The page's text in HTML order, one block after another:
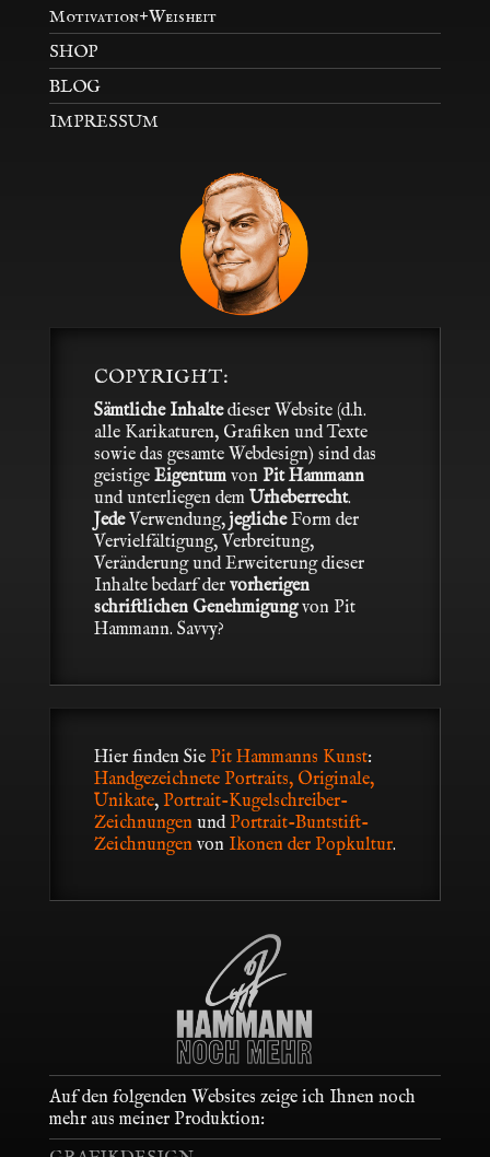
Motivation+Weisheit
SHOP
BLOG
IMPRESSUM
COPYRIGHT:
Sämtliche Inhaltedieser Website (d.h.
alle Karikaturen, Grafiken und Texte
sowie das gesamte Webdesign) sind das
geistige Eigentumvon Pit Hammann
und unterliegen dem Urheberrecht.
JedeVerwendung, jeglicheForm der
Vervielfältigung, Verbreitung,
Veränderung und Erweiterung dieser
Inhalte bedarf der vorherigen
schriftlichen Genehmigungvon Pit
Hammann. Savvy?
Hier finden Sie Pit Hammanns Kunst:
Handgezeichnete Portraits, Originale,
Unikate, Portrait-Kugelschreiber-
Zeichnungenund Portrait-Buntstift-
Zeichnungen von Ikonen der Popkultur.
Auf den folgenden Websites zeige ich Ihnen noch
mehr aus meiner Produktion: